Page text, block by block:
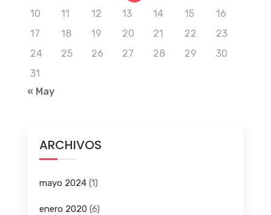
10
11 12 13 14 15
16
17
18 19 20 21 22
23
24
25 26 27 28 29
30
31
« May
ARCHIVOS
mayo 2024(1)
enero 2020 (6)